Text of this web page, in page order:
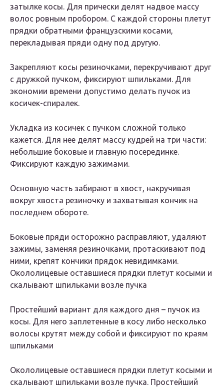
затылке косы. Для прически делят надвое массу
волос ровным пробором. С каждой стороны плетут
прядки обратными французскими косами,
перекладывая пряди одну под другую.
Закрепляют косы резиночками, перекручивают друг
с дружкой пучком, фиксируют шпильками. Для
экономии времени допустимо делать пучок из
косичек-спиралек.
Укладка из косичек с пучком сложной только
кажется. Для нее делят массу кудрей на три части:
небольшие боковые и главную посерединке.
Фиксируют каждую зажимами.
Основную часть забирают в хвост, накручивая
вокруг хвоста резиночку и захватывая кончик на
последнем обороте.
Боковые пряди осторожно расправляют, удаляют
зажимы, заменяя резиночками, протаскивают под
ними, крепят кончики прядок невидимками.
Окололицевые оставшиеся прядки плетут косыми и
скалывают шпильками возле пучка
Простейший вариант для каждого дня – пучок из
косы. Для него заплетенные в косу либо несколько
волосы крутят между собой и фиксируют по краям
шпильками
Окололицевые оставшиеся прядки плетут косыми и
скалывают шпильками возле пучка. Простейший